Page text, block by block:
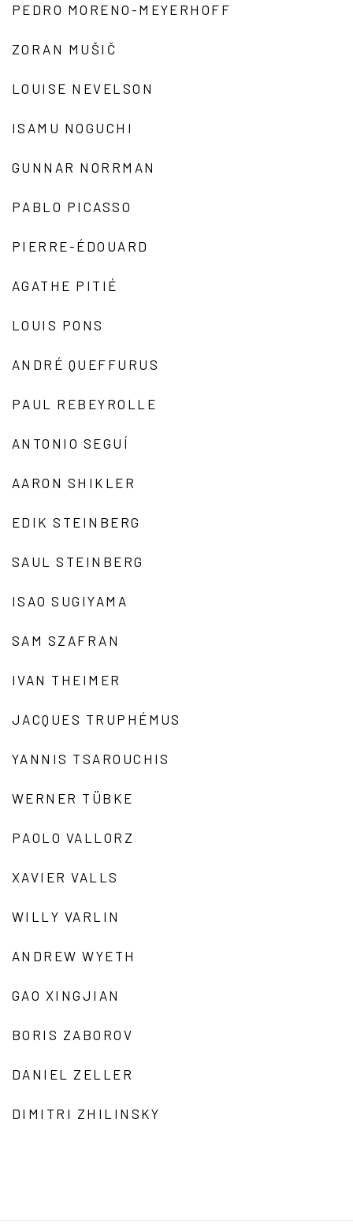
PEDRO MORENO-MEYERHOFF
ZORAN MUŠIČ
LOUISE NEVELSON
ISAMU NOGUCHI
GUNNAR NORRMAN
PABLO PICASSO
PIERRE-ÉDOUARD
AGATHE PITIÉ
LOUIS PONS
ANDRÉ QUEFFURUS
PAUL REBEYROLLE
ANTONIO SEGUÍ
AARON SHIKLER
EDIK STEINBERG
SAUL STEINBERG
ISAO SUGIYAMA
SAM SZAFRAN
IVAN THEIMER
JACQUES TRUPHÉMUS
YANNIS TSAROUCHIS
WERNER TÜBKE
PAOLO VALLORZ
XAVIER VALLS
WILLY VARLIN
ANDREW WYETH
GAO XINGJIAN
BORIS ZABOROV
DANIEL ZELLER
DIMITRI ZHILINSKY